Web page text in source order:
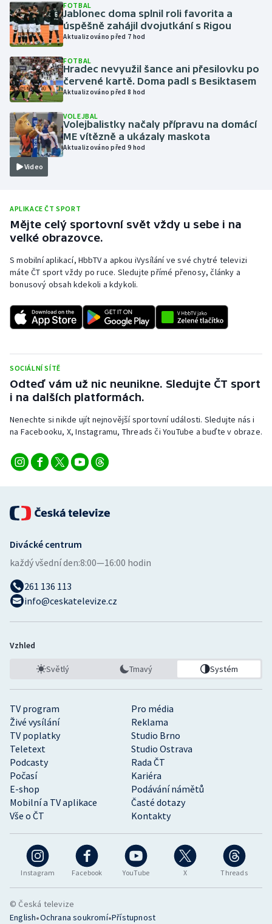
Lezení
Lyže a snowboard
Moderní pětiboj
Motorsport
Olympijské hry
Parasport
Plážový volejbal
Ragby
Rychlobruslení
Short track
Sportovní střelba
Stolní tenis
Triatlon
Vodní slalom
Volejbal
FOTBAL
Jablonec doma splnil roli favorita a
úspěšně zahájil dvojutkání s Rigou
Aktualizováno před 7 hod
FOTBAL
Hradec nevyužil šance ani přesilovku po
červené kartě. Doma padl s Besiktasem
Aktualizováno před 8 hod
Video
VOLEJBAL
Volejbalistky načaly přípravu na domácí
ME vítězně a ukázaly maskota
Aktualizováno před 9 hod
APLIKACE ČT SPORT
Mějte celý sportovní svět vždy u sebe i na
velké obrazovce.
S mobilní aplikací, HbbTV a apkou iVysílání ve své chytré televizi
máte ČT sport vždy po ruce. Sledujte přímé přenosy, články a
bonusový obsah kdekoli a kdykoli.
SOCIÁLNÍ SÍTĚ
Odteď vám už nic neunikne. Sledujte ČT sport
i na dalších platformách.
Nenechte si nikde ujít nejnovější sportovní události. Sledujte nás i
na Facebooku, X, Instagramu, Threads či YouTube a buďte v obraze.
Instagram Facebook YouTube X Threads
TV program
Pro média
Živé vysílání
Reklama
TV poplatky
Studio Brno
Teletext
Studio Ostrava
Podcasty
Rada ČT
Počasí
Kariéra
E-shop
Podávání námětů
Mobilní a TV aplikace
Časté dotazy
Vše o ČT
Kontakty
Divácké centrum
každý všední den:8:00—16:00 hodin
261 136 113
info@ceskatelevize.cz
Vzhled
Světlý Tmavý Systém
© Česká televize
English•Ochrana soukromí•Přístupnost